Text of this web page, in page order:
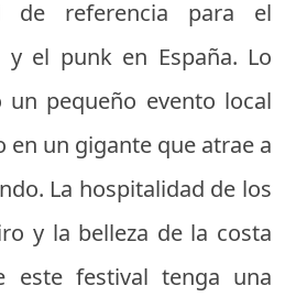
de referencia para el
el punk en España. Lo
pequeño evento local
un gigante que atrae a
La hospitalidad de los
y la belleza de la costa
este festival tenga una